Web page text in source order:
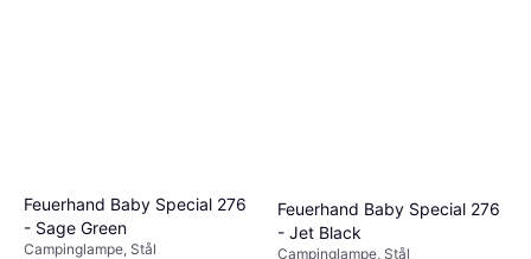
Feuerhand Baby Special 276
- Sage Green
Campinglampe, Stål
Feuerhand Baby Special 276
- Jet Black
Campinglampe, Stål